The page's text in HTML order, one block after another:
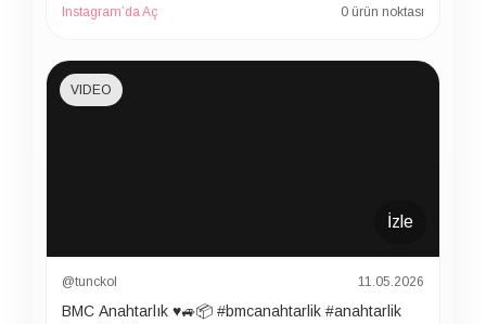
Instagram’da Aç 0 ürün noktası
İzle
VIDEO
@tunckol 11.05.2026
BMC Anahtarlık ♥️🚙📦 #bmcanahtarlik #anahtarlik